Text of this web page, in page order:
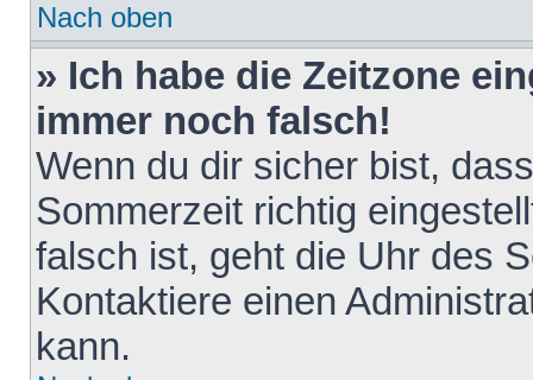
Nach oben
» Ich habe die Zeitzone
immer noch falsch!
Wenn du dir sicher bist,
Sommerzeit richtig
falsch ist, geht die Uhr des
Kontaktiere einen
kann.